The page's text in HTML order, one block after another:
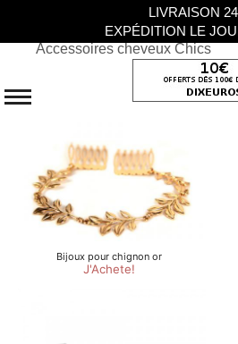
Accessoires cheveux Chics
LIVRAISON
EXPÉDITION LE